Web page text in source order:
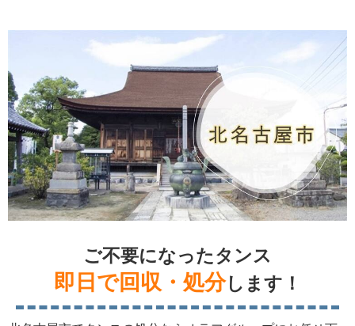
ご不要になったタンス
即日で回収・処分します！